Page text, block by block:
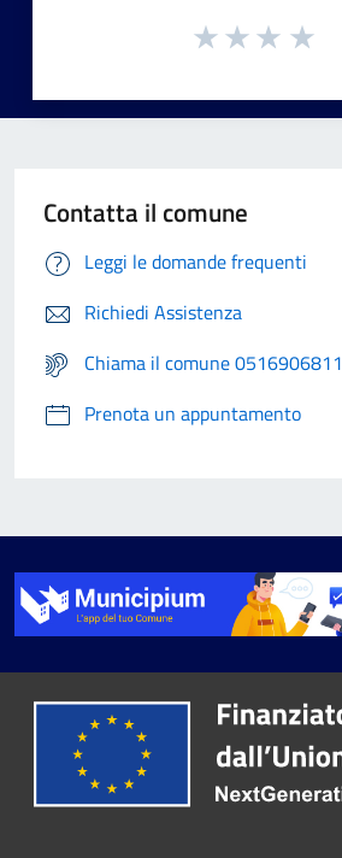
Contatta il comune
Leggi le domande frequenti
Richiedi Assistenza
Chiama il comune 0516906811
Prenota un appuntamento